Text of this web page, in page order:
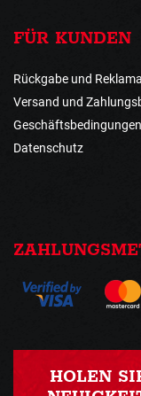
FÜR KUNDEN
Rückgabe und
Versand und
Geschäftsbedingungen
Datenschutz
HOLEN